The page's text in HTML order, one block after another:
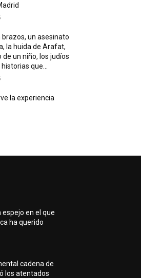
brazos, un asesinato
la huida de Arafat,
de un niño, los judíos
que...
la experiencia
espejo en el que
ha querido
cadena de
los atentados